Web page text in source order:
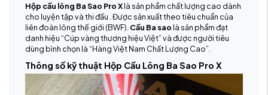
Hộp cầu lông Ba Sao Pro Xlà sản phẩm chất lượng cao dành
cho luyện tập và thi đấu . Được sản xuất theo tiêu chuẩn của
liên đoàn lông thế giới (BWF). Cầu Ba sao là sản phẩm đạt
danh hiệu “Cúp vàng thương hiệu Việt” và được người tiêu
dùng bình chọn là “Hàng Việt Nam Chất Lượng Cao”.
Thông số kỹ thuật Hộp Cầu Lông Ba Sao Pro X